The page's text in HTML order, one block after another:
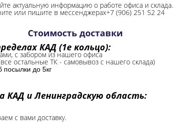
актуальную информацию о работе офиса и склада.
или пишите в мессенджерах+7 (906) 251 52 24
Стоимость доставки
КАД (1е кольцо):
с забором из нашего офиса
остальные ТК - самовывоз с нашего склада)
до 5кг
КАД и Ленинградскую область:
с вами доставку.